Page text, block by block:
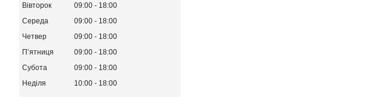
Вівторок
09:00
18:00
Середа
09:00
18:00
Четвер
09:00
18:00
Пʼятниця
09:00
18:00
Субота
09:00
18:00
Неділя
10:00 18:00